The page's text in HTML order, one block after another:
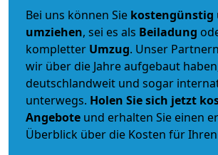
Bei uns können Sie kostengünstig
umziehen, sei es als Beiladung
kompletter Umzug. Unser
wir über die Jahre aufgebaut
deutschlandweit und sogar
unterwegs. Holen Sie sich jetzt
Angebote und erhalten Sie einen
Überblick über die Kosten für